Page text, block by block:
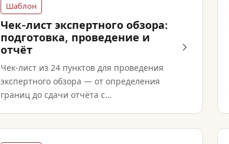
Шаблон
Чек-лист экспертного обзора:
подготовка, проведение и
отчёт
Чек-лист из 24 пунктов для проведения
экспертного обзора — от определения
границ до сдачи отчёта с